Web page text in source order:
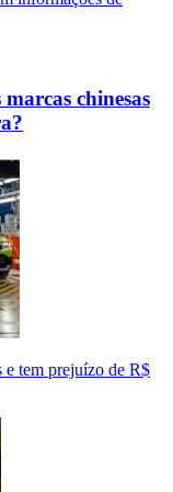
chinesas
e tem prejuízo de R$